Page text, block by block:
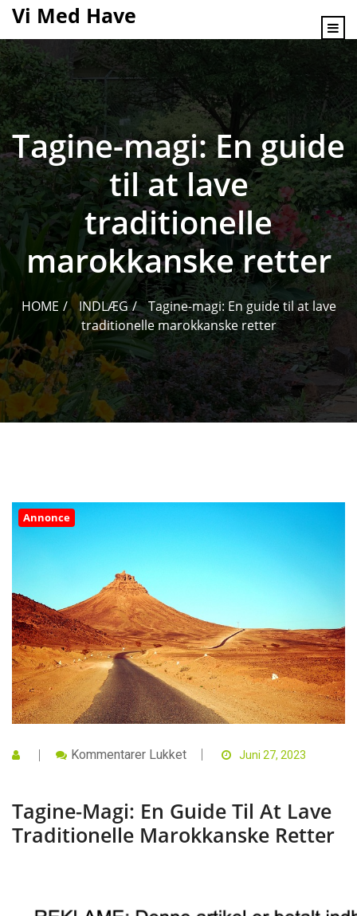
content
Vi Med Have
Tagine-magi: En guide
til at lave
traditionelle
marokkanske retter
HOME INDLÆG
Tagine-magi: En guide til at lave
traditionelle marokkanske retter
Annonce
Kommentarer LukketTil
Guide
Til
At
Lave
Juni 27, 2023
Tagine-Magi: En Guide Til At Lave
Traditionelle Marokkanske Retter